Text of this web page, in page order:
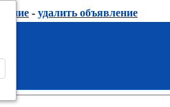
- удалить объявление